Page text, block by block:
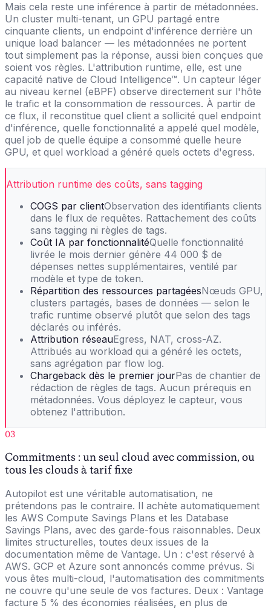
Mais cela reste une inférence à partir de métadonnées.
Un cluster multi-tenant, un GPU partagé entre
cinquante clients, un endpoint d'inférence derrière un
unique load balancer — les métadonnées ne portent
tout simplement pas la réponse, aussi bien conçues que
soient vos règles. L'attribution runtime, elle, est une
capacité native de Cloud Intelligence™. Un capteur léger
au niveau kernel (eBPF) observe directement sur l'hôte
le trafic et la consommation de ressources. À partir de
ce flux, il reconstitue quel client a sollicité quel endpoint
d'inférence, quelle fonctionnalité a appelé quel modèle,
quel job de quelle équipe a consommé quelle heure
GPU, et quel workload a généré quels octets d'egress.
Attribution runtime des coûts, sans tagging
COGS par clientObservation des identifiants clients
dans le flux de requêtes. Rattachement des coûts
sans tagging ni règles de tags.
Coût IA par fonctionnalitéQuelle fonctionnalité
livrée le mois dernier génère 44 000 $ de
dépenses nettes supplémentaires, ventilé par
modèle et type de token.
Répartition des ressources partagéesNœuds GPU,
clusters partagés, bases de données — selon le
trafic runtime observé plutôt que selon des tags
déclarés ou inférés.
Attribution réseauEgress, NAT, cross-AZ.
Attribués au workload qui a généré les octets,
sans agrégation par flow log.
Chargeback dès le premier jourPas de chantier de
rédaction de règles de tags. Aucun prérequis en
métadonnées. Vous déployez le capteur, vous
obtenez l'attribution.
03
Commitments : un seul cloud avec commission, ou
tous les clouds à tarif fixe
Autopilot est une véritable automatisation, ne
prétendons pas le contraire. Il achète automatiquement
les AWS Compute Savings Plans et les Database
Savings Plans, avec des garde-fous raisonnables. Deux
limites structurelles, toutes deux issues de la
documentation même de Vantage. Un : c'est réservé à
AWS. GCP et Azure sont annoncés comme prévus. Si
vous êtes multi-cloud, l'automatisation des commitments
ne couvre qu'une seule de vos factures. Deux : Vantage
facture 5 % des économies réalisées, en plus de